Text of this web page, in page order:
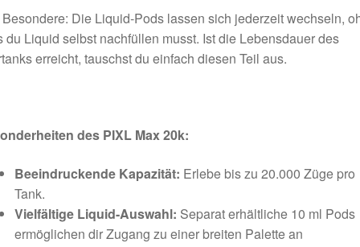
Die Liquid-Pods lassen sich jederzeit wechseln,
du Liquid selbst nachfüllen musst. Ist die Lebensdauer des
erreicht, tauschst du einfach diesen Teil aus.
des PIXL Max 20k:
Beeindruckende Kapazität: Erlebe bis zu 20.000 Züge pro
Tank.
Vielfältige Liquid-Auswahl: Separat erhältliche 10 ml Pods
ermöglichen dir Zugang zu einer breiten Palette an